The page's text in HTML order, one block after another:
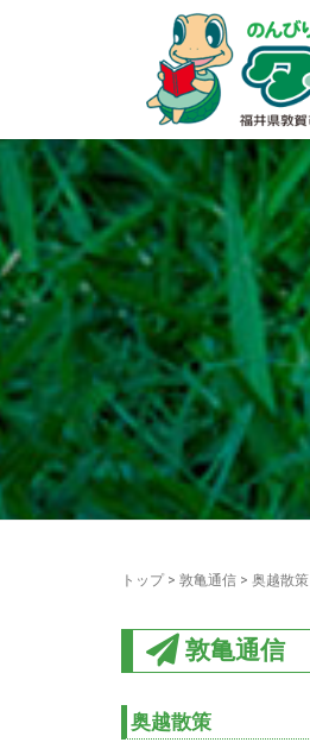
トップ> 敦亀通信 > 奥越散策
敦亀通信
奥越散策